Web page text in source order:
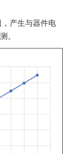
产生与器件电
。